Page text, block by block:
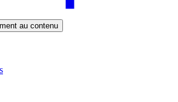
au contenu